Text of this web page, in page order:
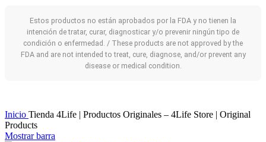
Estos productos no están aprobados por la FDA y no tienen la
intención de tratar, curar, diagnosticar y/o prevenir ningún tipo de
condición o enfermedad. / These products are not approved by the
FDA and are not intended to treat, cure, diagnose, and/or prevent any
disease or medical condition.
Inicio Tienda 4Life | Productos Originales – 4Life Store | Original
Products
Mostrar barra